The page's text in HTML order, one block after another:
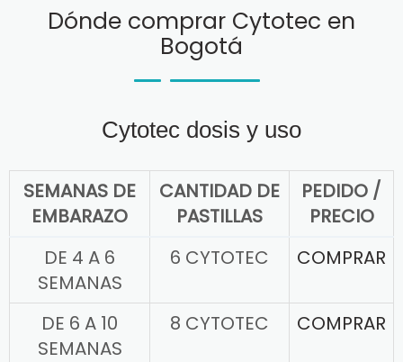
Dónde comprar Cytotec en
Bogotá
Cytotec dosis y uso
SEMANAS DE
EMBARAZO
CANTIDAD DE
PASTILLAS
PEDIDO /
PRECIO
DE 4 A 6
SEMANAS
6 CYTOTEC COMPRAR
DE 6 A 10
SEMANAS
8 CYTOTEC COMPRAR